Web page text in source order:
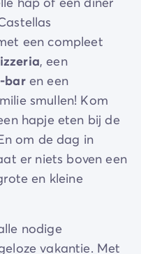
een compleet
, een
baren een
smullen! Kom
hapje eten bij de
om de dag in
er niets boven een
en kleine
nodige
vakantie. Met